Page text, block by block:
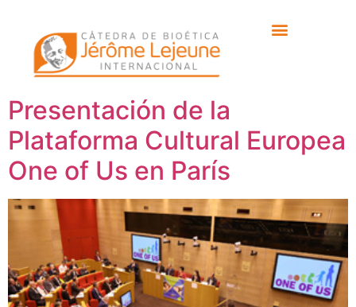
Etiqueta: Plataforma
Cultural One of Us
Presentación de la
Plataforma Cultural Europea
One of Us en París